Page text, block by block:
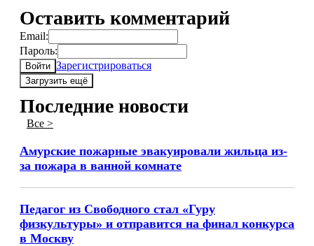
Оставить комментарий
Email:
Пароль:
Войти Зарегистрироваться
Загрузить ещё
Последние новости
Все >
Амурские пожарные эвакуировали жильца из-
за пожара в ванной комнате
Педагог из Свободного стал «Гуру
физкультуры» и отправится на финал конкурса
в Москву